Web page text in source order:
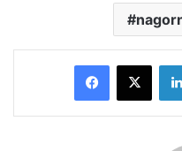
Facebook
X